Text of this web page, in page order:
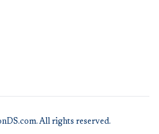
All rights reserved.